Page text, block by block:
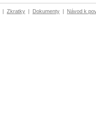
| Zkratky | Dokumenty | Návod k